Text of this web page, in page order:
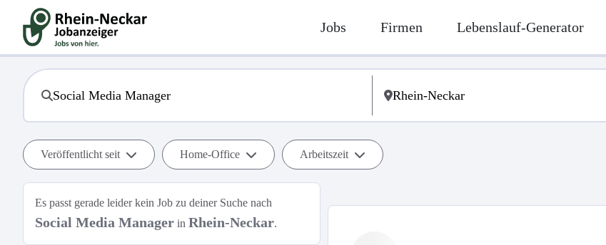
Jobs Firmen Lebenslauf-Generator
Veröffentlicht seit Home-Office Arbeitszeit
Es passt gerade leider kein Job zu deiner Suche nach
Social Media Manager in Rhein-Neckar.